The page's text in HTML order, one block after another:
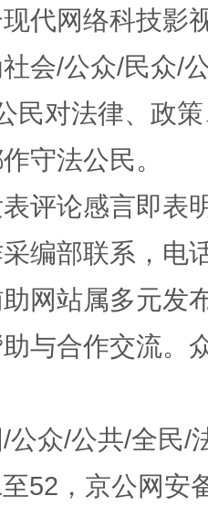
今
魏明亮
代网络科技影
会/公众/民众/
民对法律、政
守法公民。
评论感言即表
编部联系，电
网站属多元发
与合作交流。
公众/公共/全民/
52，京公网安